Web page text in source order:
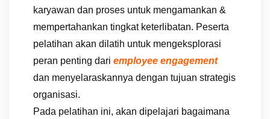
karyawan dan proses untuk mengamankan &
mempertahankan tingkat keterlibatan. Peserta
pelatihan akan dilatih untuk mengeksplorasi
peran penting dari employee engagement
dan menyelaraskannya dengan tujuan strategis
organisasi.
Pada pelatihan ini, akan dipelajari bagaimana